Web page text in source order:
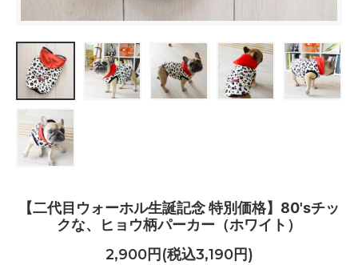
【二代目ウォーホル生誕記念 特別価格】80'sチッ
クな、ヒョウ柄パーカー（ホワイト）
2,900円(税込3,190円)